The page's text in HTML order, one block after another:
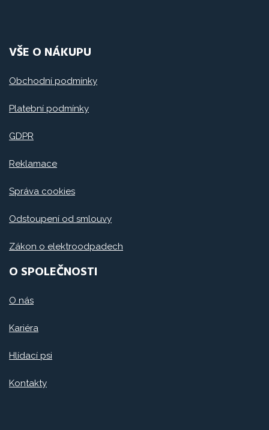
VŠE O NÁKUPU
Obchodní podmínky
Platební podmínky
GDPR
Reklamace
Správa cookies
Odstoupení od smlouvy
Zákon o elektroodpadech
O SPOLEČNOSTI
O nás
Kariéra
Hlídací psi
Kontakty